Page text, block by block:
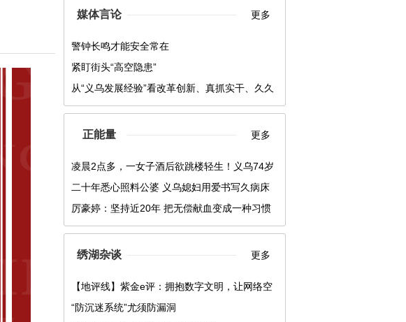
媒体言论 更多
警钟长鸣才能安全常在
紧盯街头“高空隐患”
从“义乌发展经验”看改革创新、真抓实干、久久
为功
正能量 更多
凌晨2点多，一女子酒后欲跳楼轻生！义乌74岁
大爷一个箭步冲了上去……
二十年悉心照料公婆 义乌媳妇用爱书写久病床
前有“孝媳”
厉豪婷：坚持近20年 把无偿献血变成一种习惯
绣湖杂谈 更多
【地评线】紫金e评：拥抱数字文明，让网络空
间命运共同体更紧密
“防沉迷系统”尤须防漏洞